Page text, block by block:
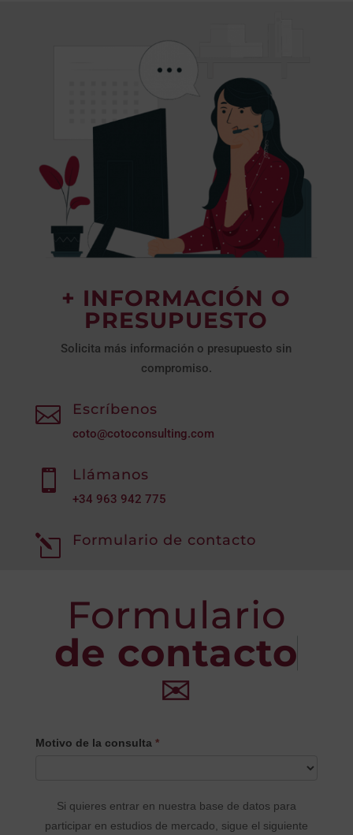
+ INFORMACIÓN O
PRESUPUESTO
Solicita más información o presupuesto sin
compromiso.
 Escríbenos
coto@cotoconsulting.com
 Llámanos
+34 963 942 775
l Formulario de contacto
Formulario
de contacto
✉
CONTACTO
Motivo de la consulta *
Si quieres entrar en nuestra base de datos para
participar en estudios de mercado, sigue el siguiente